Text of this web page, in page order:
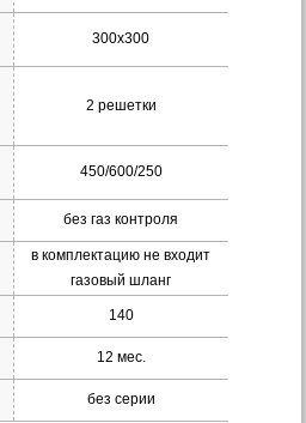
300х300
2 решетки
450/600/250
без газ контроля
в комплектацию не входит
газовый шланг
140
12 мес.
без серии